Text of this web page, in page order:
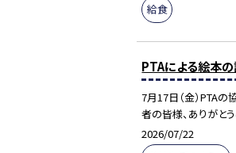
給食
PTAによる絵本
7月17日（金）PTA
者の皆様、ありがとう
2026/07/22